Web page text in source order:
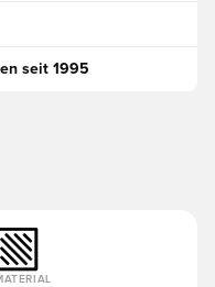
seit 1995